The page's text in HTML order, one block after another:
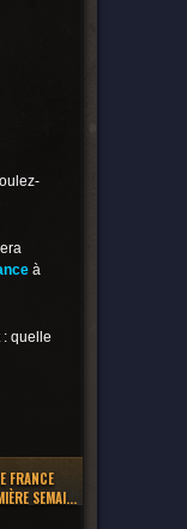
à
: quelle
FRANCE
SEMAI...